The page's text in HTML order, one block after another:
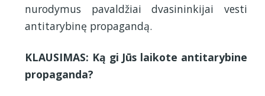
nurodymus pavaldžiai dvasininkijai vesti
antitarybinę propagandą.
KLAUSIMAS: Ką gi Jūs laikote antitarybine
propaganda?